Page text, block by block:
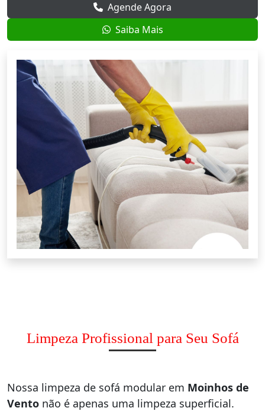
Agende Agora
Saiba Mais
Limpeza Profissional para Seu Sofá
Nossa limpeza de sofá modular em Moinhos de
Vento não é apenas uma limpeza superficial.